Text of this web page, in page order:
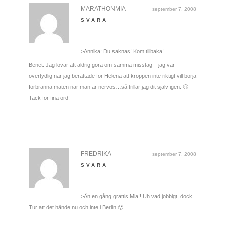
september 7, 2008
MARATHONMIA
SVARA
>Annika: Du saknas! Kom tillbaka!
Benet: Jag lovar att aldrig göra om samma misstag – jag var
övertydlig när jag berättade för Helena att kroppen inte riktigt vill börja
förbränna maten när man är nervös…så trillar jag dit själv igen. 🙂
Tack för fina ord!
september 7, 2008
FREDRIKA
SVARA
>Än en gång grattis Mia!! Uh vad jobbigt, dock.
Tur att det hände nu och inte i Berlin 🙂